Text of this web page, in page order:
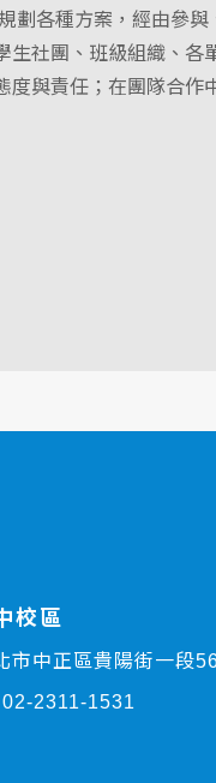
劃各種方案，經由參與
生社團、班級組織、各
度與責任；在團隊合作
校區
市中正區貴陽街一段
02-2311-1531